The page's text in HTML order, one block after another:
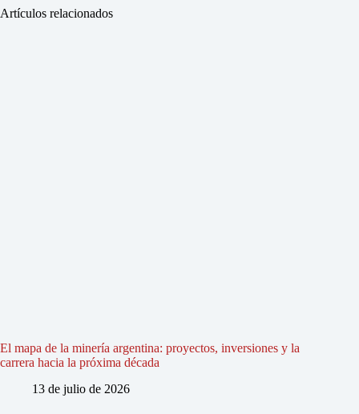
Artículos relacionados
El mapa de la minería argentina: proyectos, inversiones y la
carrera hacia la próxima década
13 de julio de 2026